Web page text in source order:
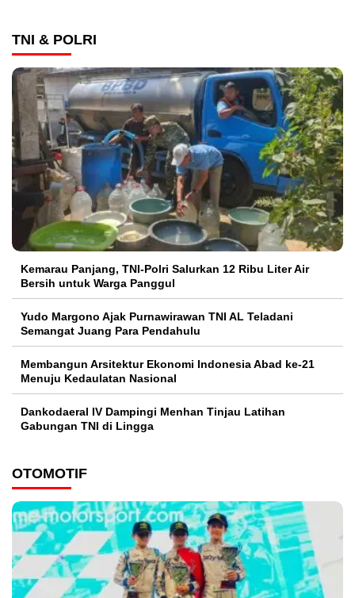
TNI & POLRI
Kemarau Panjang, TNI-Polri Salurkan 12 Ribu Liter Air
Bersih untuk Warga Panggul
Yudo Margono Ajak Purnawirawan TNI AL Teladani
Semangat Juang Para Pendahulu
Membangun Arsitektur Ekonomi Indonesia Abad ke-21
Menuju Kedaulatan Nasional
Dankodaeral IV Dampingi Menhan Tinjau Latihan
Gabungan TNI di Lingga
OTOMOTIF